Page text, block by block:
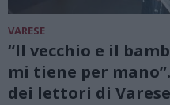
VARESE
“Il vecchio e il
mi tiene per
dei lettori di